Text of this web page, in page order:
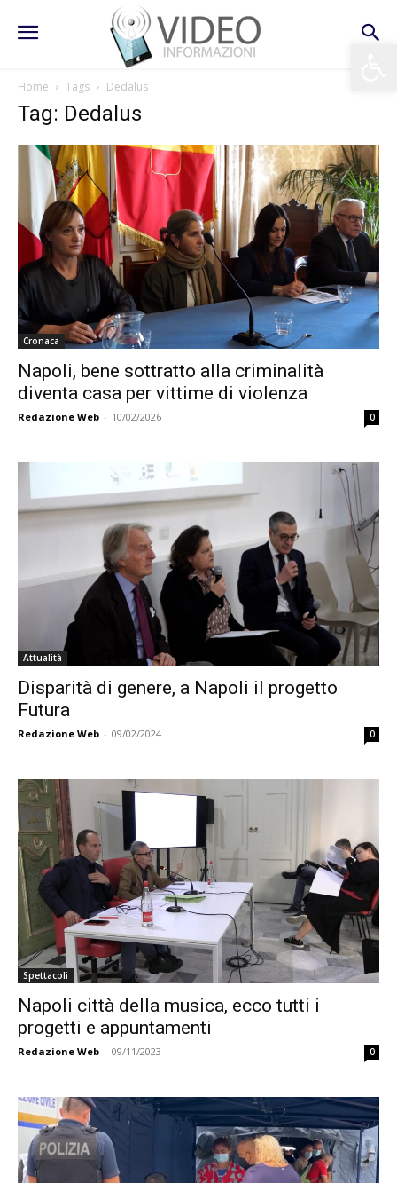
Home Tags Dedalus
Tag: Dedalus
Cronaca
Napoli, bene sottratto alla criminalità
diventa casa per vittime di violenza
Redazione Web - 10/02/2026 0
Attualità
Disparità di genere, a Napoli il progetto
Futura
Redazione Web - 09/02/2024 0
Spettacoli
Napoli città della musica, ecco tutti i
progetti e appuntamenti
Redazione Web - 09/11/2023 0